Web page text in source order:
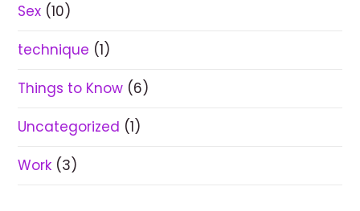
Sex (10)
technique (1)
Things to Know (6)
Uncategorized (1)
Work (3)